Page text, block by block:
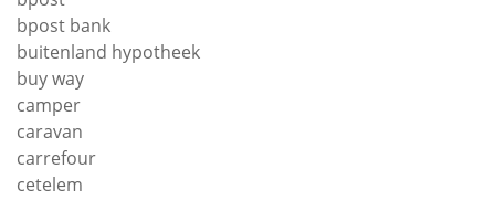
bpost bank
buitenland hypotheek
buy way
camper
caravan
carrefour
cetelem